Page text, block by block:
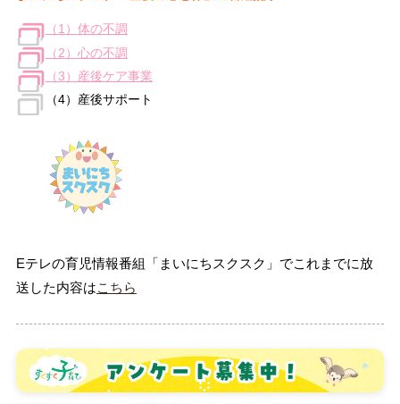
（1）体の不調
（2）心の不調
（3）産後ケア事業
（4）産後サポート
Eテレの育児情報番組「まいにちスクスク」でこれまでに放
送した内容はこちら